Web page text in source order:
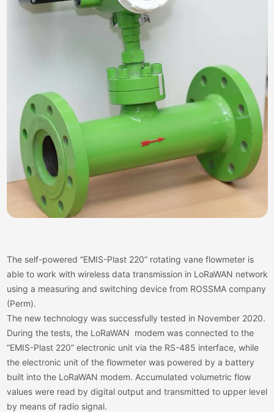
The self-powered “EMIS-Plast 220” rotating vane flowmeter is
able to work with wireless data transmission in LoRaWAN network
using a measuring and switching device from ROSSMA company
(Perm).
The new technology was successfully tested in November 2020.
During the tests, the LoRaWAN modem was connected to the
“EMIS-Plast 220” electronic unit via the RS-485 interface, while
the electronic unit of the flowmeter was powered by a battery
built into the LoRaWAN modem. Accumulated volumetric flow
values were read by digital output and transmitted to upper level
by means of radio signal.